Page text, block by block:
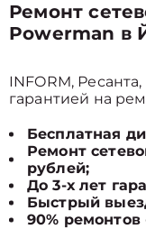
Ремонт
Powerman в
INFORM,
гарантией на
Бесплатная
Ремонт
рублей;
До 3-х лет
Быстрый
90%